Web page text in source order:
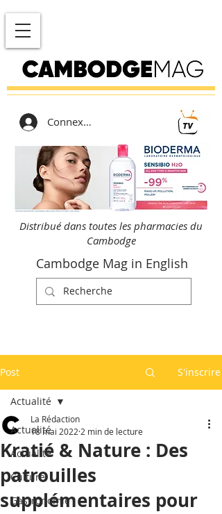
Connexion
Distribué dans toutes les pharmacies du
Cambodge
Cambodge Mag in English
Post S'inscrire
Actualité
Actualité
Culture
Gastronomie
Actualité
Kratié & Nature : Des
patrouilles
supplémentaires pour
La Rédaction
18 mai 2022 2 min de lecture